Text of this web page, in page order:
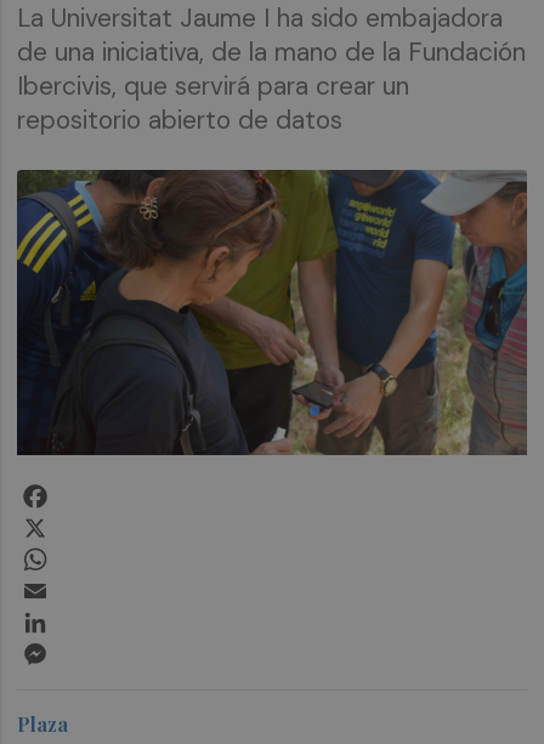
La Universitat Jaume I ha sido embajadora
de una iniciativa, de la mano de la Fundación
Ibercivis, que servirá para crear un
repositorio abierto de datos
Plaza